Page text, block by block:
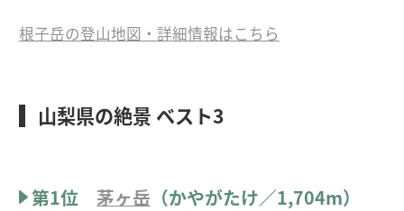
根子岳の登山地図・詳細情報はこちら
山梨県の絶景 ベスト3
第1位 茅ヶ岳 （かやがたけ／1,704m）